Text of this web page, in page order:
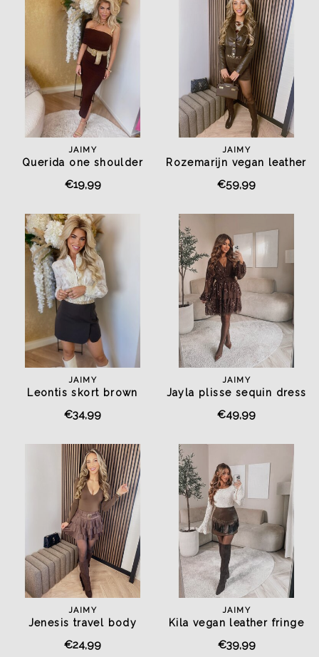
JAIMY
Querida one shoulder
€19,99
JAIMY
Rozemarijn vegan leather
€59,99
JAIMY
Leontis skort brown
€34,99
JAIMY
Jayla plisse sequin dress
€49,99
JAIMY
Jenesis travel body
€24,99
JAIMY
Kila vegan leather fringe
€39,99